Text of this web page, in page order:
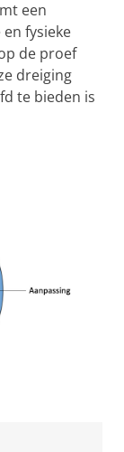
een
fysieke
de proef
dreiging
te bieden is